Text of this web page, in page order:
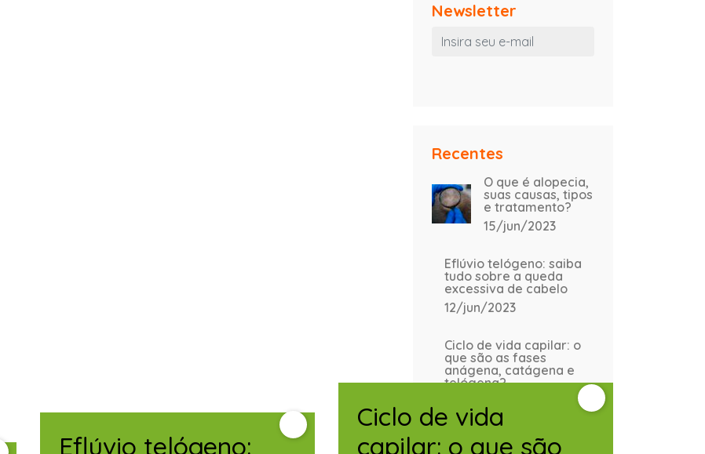
Newsletter
Recentes
O que é alopecia,
suas causas, tipos
e tratamento?
15/jun/2023
Eflúvio telógeno: saiba
tudo sobre a queda
excessiva de cabelo
12/jun/2023
Ciclo de vida capilar: o
que são as fases
anágena, catágena e
telógena?
Eflúvio telógeno:
Ciclo de vida
capilar: o que são